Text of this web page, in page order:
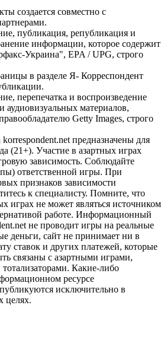
создается совместно с
публикация, републикация и
информации, которое содержит
Украина", EPA / UPG, строго
в разделе Я- Корреспондент
перепечатка и воспроизведение
аудиовизуальных материалов,
Getty Images, строго
предназначены для
(21+). Участие в азартных играх
зависимость. Соблюдайте
ответственной игры. При
признаков зависимости
к специалисту. Помните, что
играх не может являться источником
работе. Информационный
не проводит игры на реальные
деньги, сайт не принимает ни в
ставок и других платежей, которые
связаны с азартными играми,
Какие-либо
ресурсе
исключительно в
целях.